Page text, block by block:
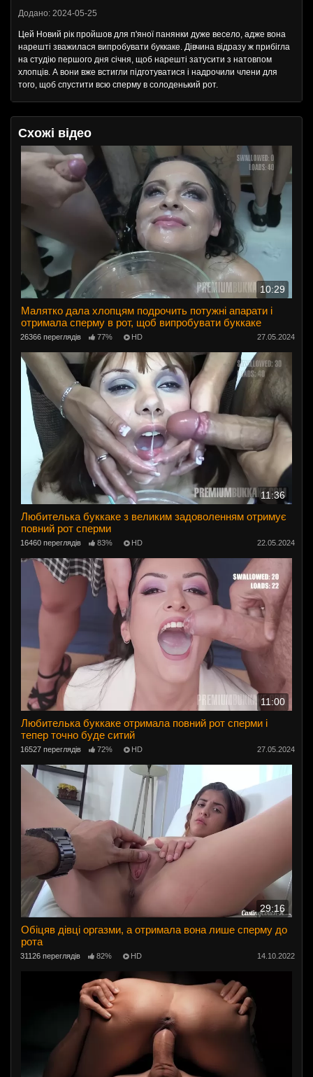
Додано: 2024-05-25
Цей Новий рік пройшов для п'яної панянки дуже весело, адже вона
нарешті зважилася випробувати буккаке. Дівчина відразу ж прибігла
на студію першого дня січня, щоб нарешті затусити з натовпом
хлопців. А вони вже встигли підготуватися і надрочили члени для
того, щоб спустити всю сперму в солоденький рот.
Схожі відео
10:29
Малятко дала хлопцям подрочить потужні апарати і
отримала сперму в рот, щоб випробувати буккаке
26366 переглядів 77% HD 27.05.2024
11:36
Любителька буккаке з великим задоволенням отримує
повний рот сперми
16460 переглядів 83% HD 22.05.2024
11:00
Любителька буккаке отримала повний рот сперми і
тепер точно буде ситий
16527 переглядів 72% HD 27.05.2024
29:16
Обіцяв дівці оргазми, а отримала вона лише сперму до
рота
31126 переглядів 82% HD 14.10.2022